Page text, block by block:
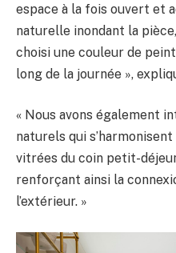
espace à la fois ouvert et
naturelle inondant la
choisi une couleur de
long de la journée »,
« Nous avons également
naturels qui
vitrées du coin petit-
renforçant ainsi la
l’extérieur. »